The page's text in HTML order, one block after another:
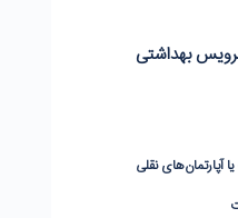
بهداشتی
نقلی